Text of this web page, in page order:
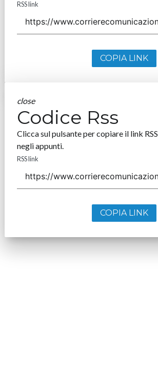
RSS link
COPIA LINK
close
Codice Rss
Clicca sul pulsante per copiare il link RSS
negli appunti.
RSS link
COPIA LINK